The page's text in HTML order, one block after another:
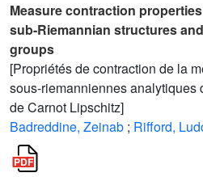
Measure contraction
sub-Riemannian structures
groups
[Propriétés de contraction de la
sous-riemanniennes analytiques
de Carnot Lipschitz]
Badreddine, Zeinab ; Rifford,